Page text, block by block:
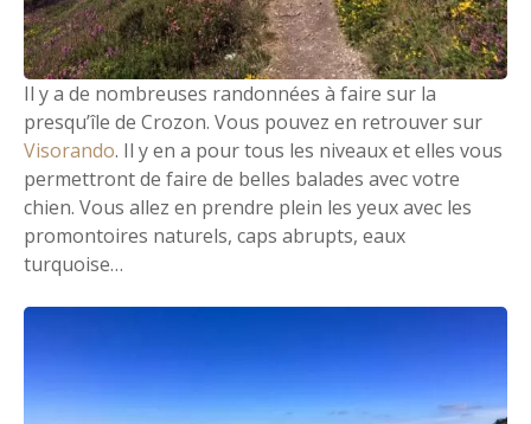
Il y a de nombreuses randonnées à faire sur la
presqu’île de Crozon. Vous pouvez en retrouver sur
Visorando. Il y en a pour tous les niveaux et elles vous
permettront de faire de belles balades avec votre
chien. Vous allez en prendre plein les yeux avec les
promontoires naturels, caps abrupts, eaux
turquoise…